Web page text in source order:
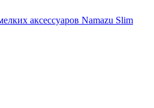
аксессуаров Namazu Slim